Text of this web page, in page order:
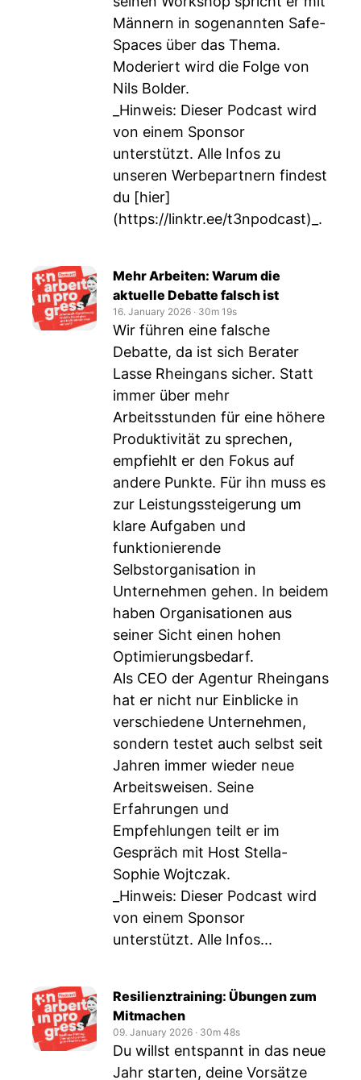
Männern in sogenannten Safe-
Spaces über das Thema.
Moderiert wird die Folge von
Nils Bolder.
_Hinweis: Dieser Podcast wird
von einem Sponsor
unterstützt. Alle Infos zu
unseren Werbepartnern findest
du [hier]
(https://linktr.ee/t3npodcast)_ .
Mehr Arbeiten: Warum die
aktuelle Debatte falsch ist
16. January 2026 ‧ 30m 19s
Wir führen eine falsche
Debatte, da ist sich Berater
Lasse Rheingans sicher. Statt
immer über mehr
Arbeitsstunden für eine höhere
Produktivität zu sprechen,
empfiehlt er den Fokus auf
andere Punkte. Für ihn muss es
zur Leistungssteigerung um
klare Aufgaben und
funktionierende
Selbstorganisation in
Unternehmen gehen. In beidem
haben Organisationen aus
seiner Sicht einen hohen
Optimierungsbedarf.
Als CEO der Agentur Rheingans
hat er nicht nur Einblicke in
verschiedene Unternehmen,
sondern testet auch selbst seit
Jahren immer wieder neue
Arbeitsweisen. Seine
Erfahrungen und
Empfehlungen teilt er im
Gespräch mit Host Stella-
Sophie Wojtczak.
_Hinweis: Dieser Podcast wird
von einem Sponsor
unterstützt. Alle Infos...
Resilienztraining: Übungen zum
Mitmachen
09. January 2026 ‧ 30m 48s
Du willst entspannt in das neue
Jahr starten, deine Vorsätze